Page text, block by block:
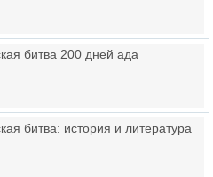
битва 200 дней ада
битва: история и литература